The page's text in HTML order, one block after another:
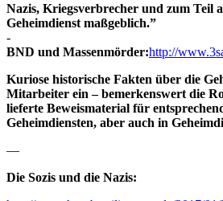
Nazis, Kriegsverbrecher und zum Teil
Geheimdienst maßgeblich.”
-
BND und Massenmörder:http://
Kuriose historische Fakten über die
Mitarbeiter ein – bemerkenswert die
lieferte Beweismaterial für
Geheimdiensten, aber auch in
—
Die Sozis und die Nazis: